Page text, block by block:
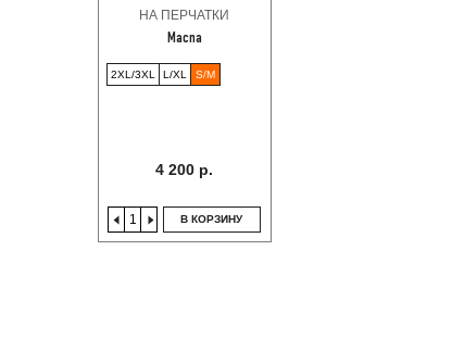
НА ПЕРЧАТКИ
Macna
2XL/3XL L/XL S/M
4 200 р.
В КОРЗИНУ